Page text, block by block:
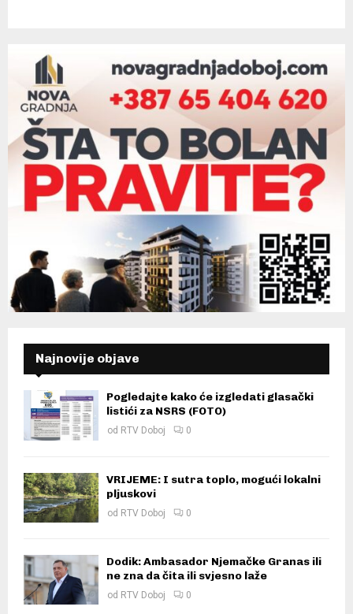
Najnovije objave
Pogledajte kako će izgledati glasački
listići za NSRS (FOTO)
od RTV Doboj 0
VRIJEME: I sutra toplo, mogući lokalni
pljuskovi
od RTV Doboj 0
Dodik: Ambasador Njemačke Granas ili
ne zna da čita ili svjesno laže
od RTV Doboj 0